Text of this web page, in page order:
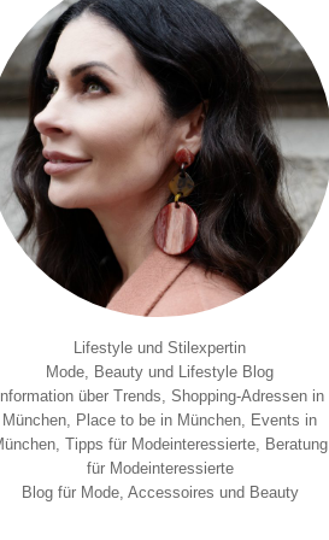
Lifestyle und Stilexpertin
Mode, Beauty und Lifestyle Blog
über Trends, Shopping-Adressen in
München, Place to be in München, Events in
Tipps für Modeinteressierte, Beratung
für Modeinteressierte
Blog für Mode, Accessoires und Beauty